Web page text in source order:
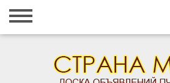
Главная
Регистрация